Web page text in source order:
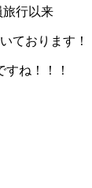
旅行以来
ております！
ね！！！